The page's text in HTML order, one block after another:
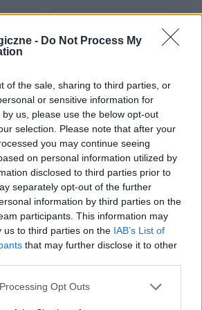
- Do Not Process My
of the sale, sharing to third parties, or
or sensitive information for
us, please use the below opt-out
selection. Please note that after your
you may continue seeing
on personal information utilized by
disclosed to third parties prior to
separately opt-out of the further
information by third parties on the
participants. This information may
us to third parties on the IAB’s List of
that may further disclose it to other
Opt Outs
wszelkie informacje
sluzowych pochwy podczas
.Jaka masc albo zel
na ta dolegliwość?.
- forum dla rodziny i
pacjentki
xyz2345
na wardze sromowej
taki guzek na wardze sromowej
jest to mała kulka która boli
Co to może być ? Czy to źle
wygląda?
pacjentki